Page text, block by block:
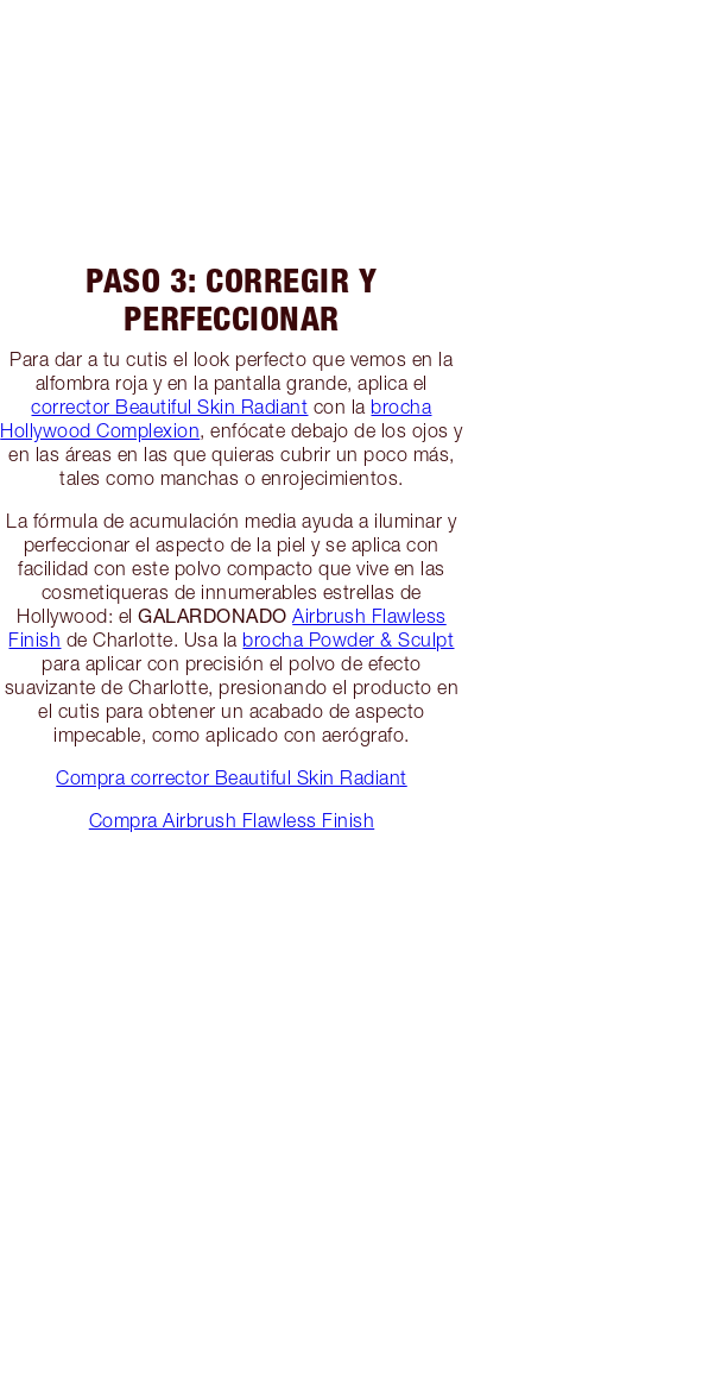
PASO 3: CORREGIR Y
PERFECCIONAR
Para dar a tu cutis el look perfecto que vemos en la
alfombra roja y en la pantalla grande, aplica el
corrector Beautiful Skin Radiant con la brocha
Hollywood Complexion, enfócate debajo de los ojos y
en las áreas en las que quieras cubrir un poco más,
tales como manchas o enrojecimientos.
La fórmula de acumulación media ayuda a iluminar y
perfeccionar el aspecto de la piel y se aplica con
facilidad con este polvo compacto que vive en las
cosmetiqueras de innumerables estrellas de
Hollywood: elGALARDONADO Airbrush Flawless
Finish de Charlotte. Usa la brocha Powder & Sculpt
para aplicar con precisión el polvo de efecto
suavizante de Charlotte, presionando el producto en
el cutis para obtener un acabado de aspecto
impecable, como aplicado con aerógrafo.
Compra corrector Beautiful Skin Radiant
Compra Airbrush Flawless Finish